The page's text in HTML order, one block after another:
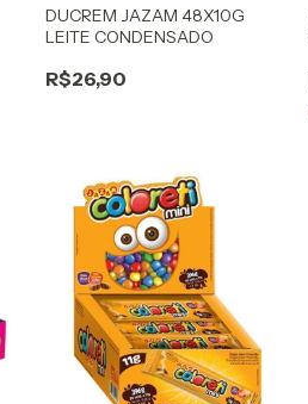
DUCREM JAZAM 48X10G
LEITE CONDENSADO
R$26,90